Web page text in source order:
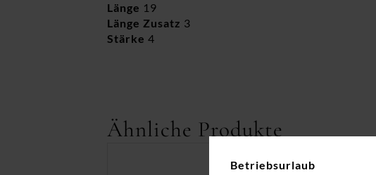
Länge 19
Länge Zusatz 3
Stärke 4
Ähnliche Produkte
Betriebsurlaub